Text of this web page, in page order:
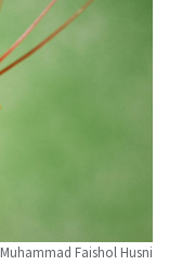
Muhammad Faishol Husni